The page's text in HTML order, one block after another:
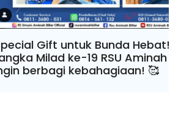
Bunda Hebat! Dalam
19 RSU Aminah Blitar, kami
🥰